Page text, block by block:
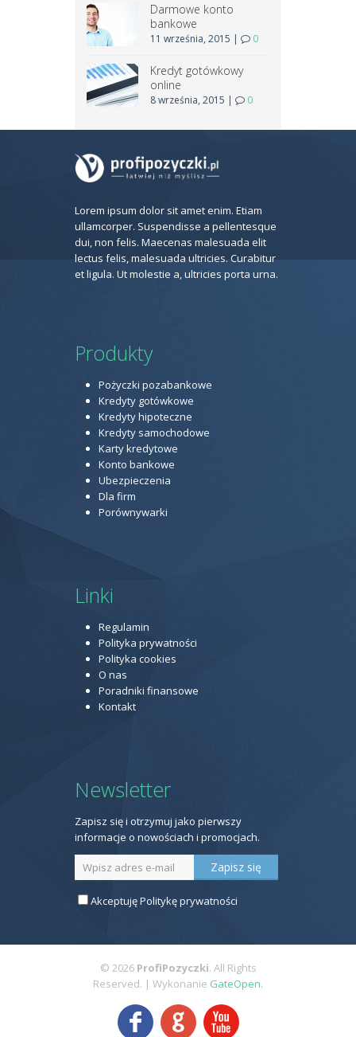
Darmowe konto
bankowe
11 września, 2015 | 0
Kredyt gotówkowy
online
8 września, 2015 | 0
Lorem ipsum dolor sit amet enim. Etiam
ullamcorper. Suspendisse a pellentesque
dui, non felis. Maecenas malesuada elit
lectus felis, malesuada ultricies. Curabitur
et ligula. Ut molestie a, ultricies porta urna.
Produkty
Pożyczki pozabankowe
Kredyty gotówkowe
Kredyty hipoteczne
Kredyty samochodowe
Karty kredytowe
Konto bankowe
Ubezpieczenia
Dla firm
Porównywarki
Linki
Regulamin
Polityka prywatności
Polityka cookies
O nas
Poradniki finansowe
Kontakt
Newsletter
Zapisz się i otrzymuj jako pierwszy
informacje o nowościach i promocjach.
AkceptujęPolitykę prywatności
© 2026 ProfiPozyczki. All Rights
Reserved. | Wykonanie GateOpen.
F G X